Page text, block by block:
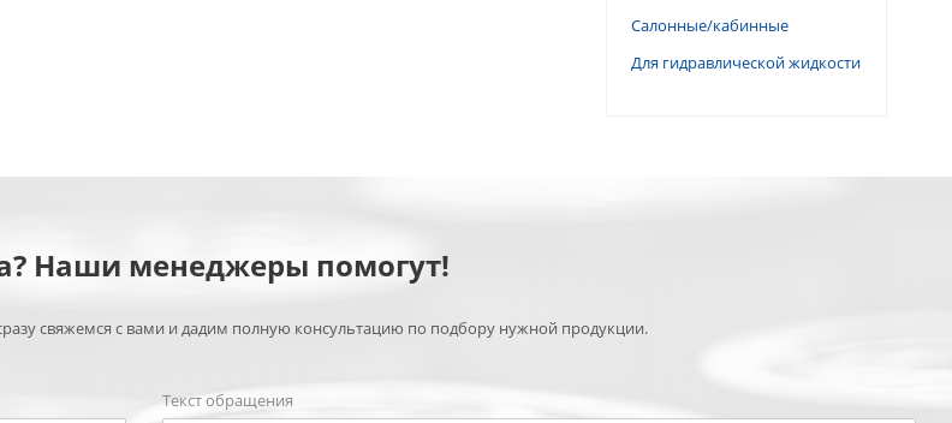
Салонные/кабинные
Для гидравлической жидкости
Наши менеджеры помогут!
свяжемся с вами и дадим полную консультацию по подбору нужной продукции.
Текст обращения